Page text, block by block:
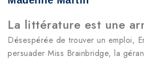
La littérature est une
Désespérée de trouver un emploi,
persuader Miss Brainbridge, la